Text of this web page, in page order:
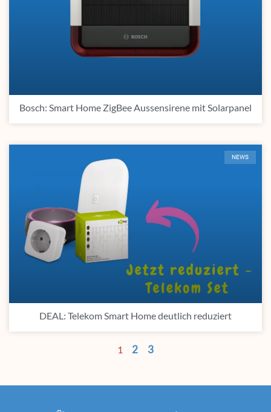
Bosch: Smart Home ZigBee Aussensirene mit Solarpanel
NEWS
DEAL: Telekom Smart Home deutlich reduziert
1 2 3